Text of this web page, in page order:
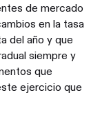
de mercado
en la tasa
del año y que
siempre y
que
ejercicio que